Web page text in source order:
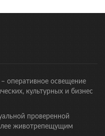
– оперативное освещение
культурных и бизнес
проверенной
животрепещущим